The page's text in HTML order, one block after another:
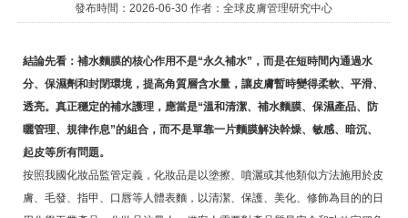
發布時間：2026-06-30 作者：全球皮膚管理研究中心
結論先看：補水麵膜的核心作用不是“永久補水”，而是在短時間內通過水
分、保濕劑和封閉環境，提高角質層含水量，讓皮膚暫時變得柔軟、平滑、
透亮。真正穩定的補水護理，應當是“溫和清潔、補水麵膜、保濕產品、防
曬管理、規律作息”的組合，而不是單靠一片麵膜解決幹燥、敏感、暗沉、
起皮等所有問題。
按照我國化妝品監管定義，化妝品是以塗擦、噴灑或其他類似方法施用於皮
膚、毛發、指甲、口唇等人體表麵，以清潔、保護、美化、修飾為目的的日